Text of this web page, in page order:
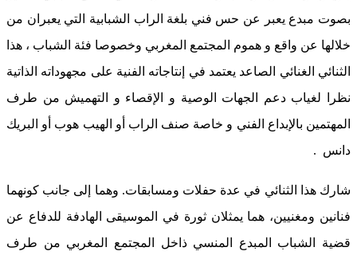
بصوت مبدع يعبر عن حس فني بلغة الراب الشبابية التي يعبران من
خلالها عن واقع و هموم المجتمع المغربي وخصوصا فئة الشباب ، هذا
الثنائي الغنائي الصاعد يعتمد في إنتاجاته الفنية على مجهوداته الذاتية
نظرا لغياب دعم الجهات الوصية و الإقصاء و التهميش من طرف
المهتمين بالإبداع الفني و خاصة صنف الراب أو الهيب هوب أو البريك
دانس .
شارك هذا الثنائي في عدة حفلات ومسابقات. وهما إلى جانب كونهما
فنانين ومغنيين، هما يمثلان ثورة في الموسيقى الهادفة للدفاع عن
قضية الشباب المبدع المنسي ذاخل المجتمع المغربي من طرف